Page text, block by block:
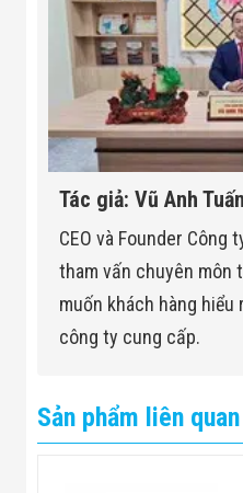
Tác giả: Vũ Anh Tuấn
CEO và Founder Công
tham vấn chuyên môn
muốn khách hàng
công ty cung cấp.
Sản phẩm liên quan